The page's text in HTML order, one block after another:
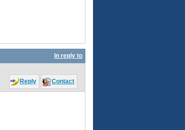
In reply to
Reply Contact